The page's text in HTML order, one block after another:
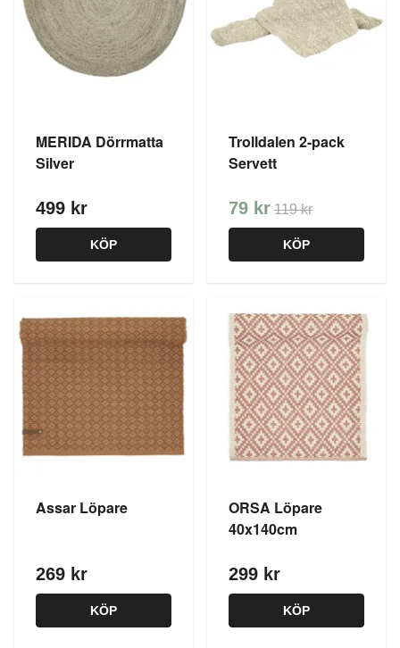
MERIDA Dörrmatta
Silver
499 kr
KÖP
Trolldalen 2-pack
Servett
79 kr 119 kr
KÖP
Assar Löpare
269 kr
KÖP
ORSA Löpare
40x140cm
299 kr
KÖP